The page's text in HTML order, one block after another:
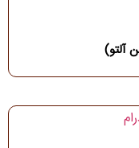
آلتو)